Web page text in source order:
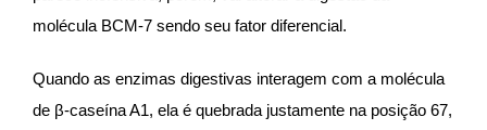
molécula BCM-7 sendo seu fator diferencial.
Quando as enzimas digestivas interagem com a molécula
de β-caseína A1, ela é quebrada justamente na posição 67,